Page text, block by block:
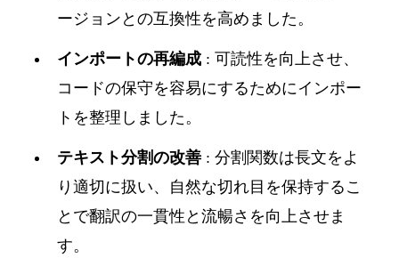
ージョンとの互換性を高めました。
インポートの再編成 : 可読性を向上させ、
コードの保守を容易にするためにインポー
トを整理しました。
テキスト分割の改善 : 分割関数は長文をよ
り適切に扱い、自然な切れ目を保持するこ
とで翻訳の一貫性と流暢さを向上させま
す。